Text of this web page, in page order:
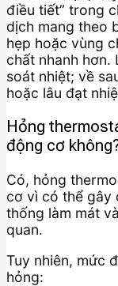
điều tiết” trong
dịch mang theo
hẹp hoặc vùng
chất nhanh hơn.
soát nhiệt; về
hoặc lâu đạt
Hỏng
động cơ
Có, hỏng
cơ vì có thể gây
thống làm mát
quan.
Tuy nhiên, mức
hỏng: